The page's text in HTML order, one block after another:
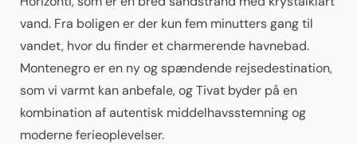
vand. Fra boligen er der kun fem minutters gang til
vandet, hvor du finder et charmerende havnebad.
Montenegro er en ny og spændende rejsedestination,
som vi varmt kan anbefale, og Tivat byder på en
kombination af autentisk middelhavsstemning og
moderne ferieoplevelser.